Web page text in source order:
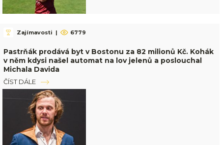
Zajímavosti | 6779
Pastrňák prodává byt v Bostonu za 82 milionů Kč. Kohák
v něm kdysi našel automat na lov jelenů a poslouchal
Michala Davida
ČÍST DÁLE